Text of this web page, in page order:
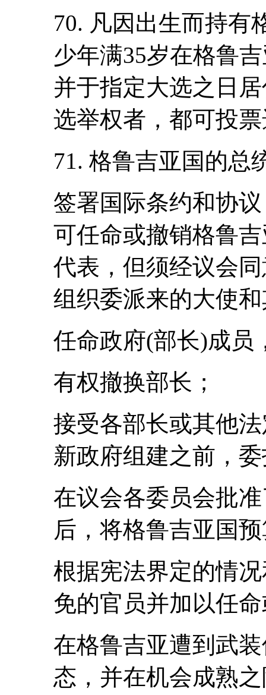
70. 凡因出生而持有
少年满35岁在格鲁
并于指定大选之日
选举权者，都可投
71. 格鲁吉亚国的总
签署国际条约和协
可任命或撤销格鲁
代表，但须经议会
组织委派来的大使
任命政府(部长)成员
有权撤换部长；
接受各部长或其他
新政府组建之前，
在议会各委员会批
后，将格鲁吉亚国
根据宪法界定的情
免的官员并加以任
在格鲁吉亚遭到武
态，并在机会成熟